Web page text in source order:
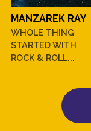
MANZAREK RAY
WHOLE THING
STARTED WITH
ROCK & ROLL...